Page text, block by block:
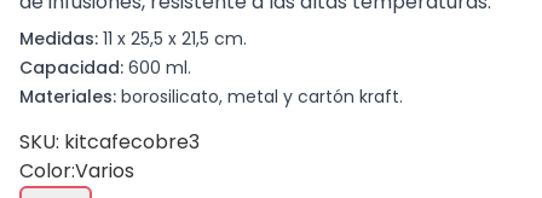
Medidas: 11 x 25,5 x 21,5 cm.
Capacidad: 600 ml.
Materiales: borosilicato, metal y cartón kraft.
SKU: kitcafecobre3
Color:Varios